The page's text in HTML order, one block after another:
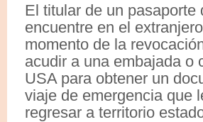
El titular de un pasaporte
encuentre en el
momento de la
acudir a una embajada o
USA para obtener un
viaje de emergencia que
regresar a territorio